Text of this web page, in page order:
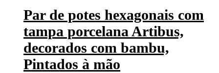
Par de potes hexagonais com
tampa porcelana Artibus,
decorados com bambu,
Pintados à mão